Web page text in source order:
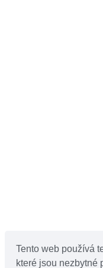
Tento web používá
které jsou nezbytné